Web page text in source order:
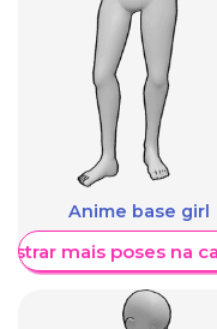
Anime base girl
mais poses na